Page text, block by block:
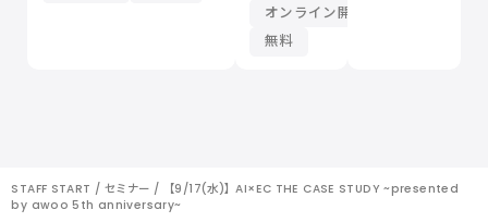
オンライン開催
無料
STAFF START セミナー
【9/17(水)】AI×EC THE CASE STUDY ~presented
by awoo 5th anniversary~